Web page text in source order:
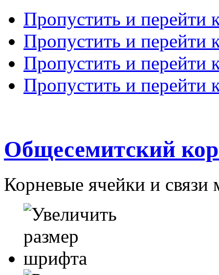
Пропустить и перейти
Пропустить и перейти
Пропустить и перейти
Пропустить и перейти
Общесемитский
Корневые ячейки и